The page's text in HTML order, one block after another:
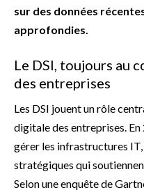
sur des données
approfondies.
Le DSI, toujours au
des entreprises
Les DSI jouent un rôle
digitale des entreprises.
gérer les infrastructures
stratégiques qui
Selon une enquête de